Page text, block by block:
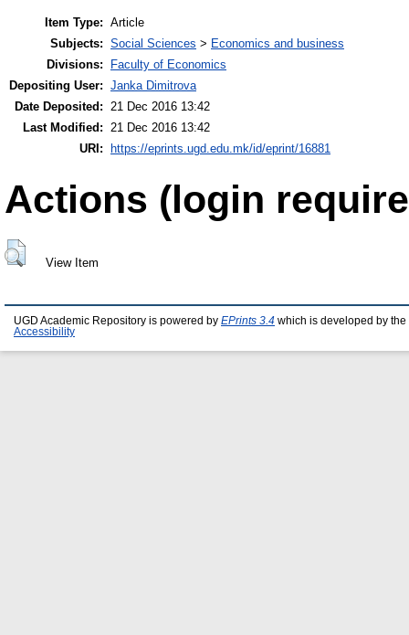
Item Type: Article
Subjects: Social Sciences > Economics and business
Divisions:
Faculty of Economics
Depositing User: Janka Dimitrova
Date Deposited: 21 Dec 2016 13:42
Last Modified: 21 Dec 2016 13:42
URI:
https://eprints.ugd.edu.mk/id/eprint/16881
Actions (login
View Item
UGD Academic Repository is powered by EPrints 3.4 which is developed by the
Accessibility